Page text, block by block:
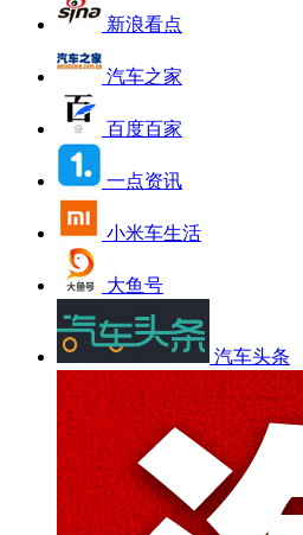
新浪看点
汽车之家
百度百家
一点资讯
小米车生活
大鱼号
汽车头条